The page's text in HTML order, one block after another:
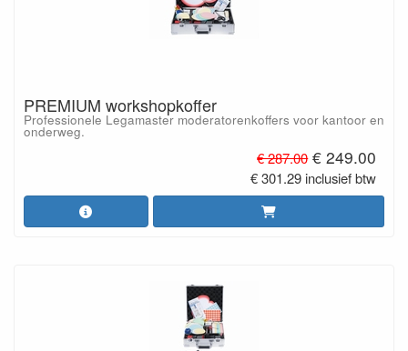
PREMIUM workshopkoffer
Professionele Legamaster moderatorenkoffers voor kantoor en
onderweg.
€ 287.00 € 249.00
€ 301.29 inclusief btw